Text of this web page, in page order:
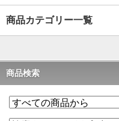
商品カテゴリー一覧
商品検索